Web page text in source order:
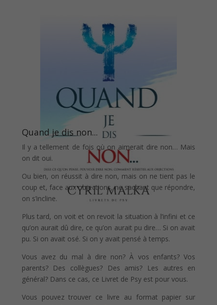
Quand je dis non...
Il y a tellement de fois où on aimerait dire non… Mais
on dit oui.
Ou bien, on réussit à dire non, mais on ne tient pas le
coup et, face aux objections, ne sachant que répondre,
on s’incline.
Plus tard, on voit et on revoit la situation à l’infini et ce
qu’on aurait dû dire, ce qu’on aurait pu dire… Si on avait
pu. Si on avait osé. Si on y avait pensé à temps.
Vous avez du mal à dire non? À vos enfants? Vos
parents? Des collègues? Des amis? Les autres en
général? Dans ce cas, ce Livret de Psy est pour vous.
Vous pouvez trouver ce livre au format papier sur